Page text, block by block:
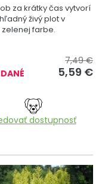
za krátky čas vytvorí
živý plot v
zelenej farbe.
7,49 €
5,59 €
dostupnosť